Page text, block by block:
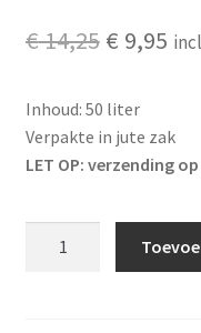
€14,25
was:
€ 14,25.
€ 9,95
€
Inhoud: 50 liter
Verpakte in jute zak
LET OP: verzending